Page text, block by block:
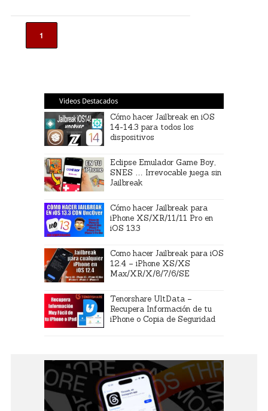
1
Videos Destacados
Cómo hacer Jailbreak en iOS
14-14.3 para todos los
dispositivos
Eclipse Emulador Game Boy,
SNES … Irrevocable juega sin
Jailbreak
Cómo hacer Jailbreak para
iPhone XS/XR/11/11 Pro en
iOS 13.3
Como hacer Jailbreak para iOS
12.4 – iPhone XS/XS
Max/XR/X/8/7/6/SE
Tenorshare UltData –
Recupera Información de tu
iPhone o Copia de Seguridad